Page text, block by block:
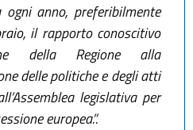
anno, preferibilmente
il rapporto conoscitivo
della Regione alla
delle politiche e degli atti
legislativa per
europea.”.